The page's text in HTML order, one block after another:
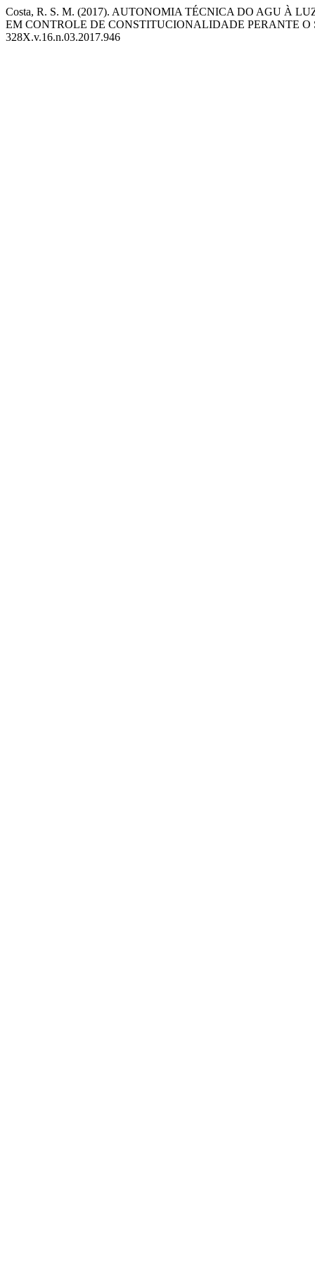
Costa, R. S. M. (2017). AUTONOMIA TÉCNICA DO AGU À
EM CONTROLE DE CONSTITUCIONALIDADE PERANTE O
328X.v.16.n.03.2017.946